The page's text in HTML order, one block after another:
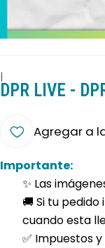
|
DPR LIVE -
Agregar a
Importante:
✨ Las
🚚 Si tu pedido
cuando esta
✅ Impuestos